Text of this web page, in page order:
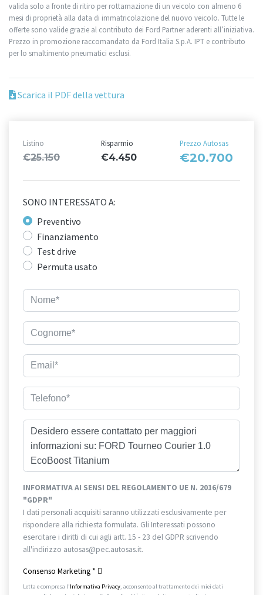
valida solo a fronte di ritiro per rottamazione di un veicolo con almeno 6
mesi di proprietà alla data di immatricolazione del nuovo veicolo. Tutte le
offerte sono valide grazie al contributo dei Ford Partner aderenti all’iniziativa.
Prezzo in promozione raccomandato da Ford Italia S.p.A. IPT e contributo
per lo smaltimento pneumatici esclusi.
Scarica il PDF della vettura
Listino
€25.150
Risparmio
€4.450
Prezzo Autosas
€20.700
SONO INTERESSATO A:
Preventivo
Finanziamento
Test drive
Permuta usato
INFORMATIVA AI SENSI DEL REGOLAMENTO UE N. 2016/679
"GDPR"
I dati personali acquisiti saranno utilizzati esclusivamente per
rispondere alla richiesta formulata. Gli Interessati possono
esercitare i diritti di cui agli artt. 15 - 23 del GDPR scrivendo
all'indirizzo autosas@pec.autosas.it.
Consenso Marketing *
Letta e compresa l’Informativa Privacy, acconsento al trattamento dei miei dati